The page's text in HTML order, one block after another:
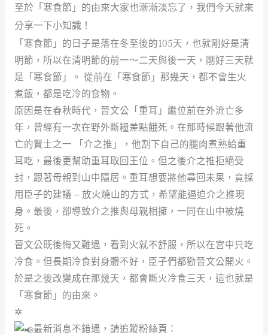
至於「寒食節」的由來大家也漸漸淡忘了，我們今天就來
分享一下小知識！
「寒食節」的日子是落在冬至後的105天，也就剛好是清
明節，所以在清明節的前一～二天與後一天，剛好三天就
是「寒食節」。 從前在「寒食節」那幾天，都不會生火
煮飯，都是吃冷的食物。
原因是在春秋時代，晉文公「重耳」繼位前在外流亡多
年，曾經有一次在野外斷糧差點餓死。在那時候跟著他流
亡的賢士之一 「介之推」，他割下自己的腿肉煮熟給重
耳吃，最後更幫助重耳取回王位。但之後介之推拒絕受
封，跟著母親到山中隱居。重耳想要將他尋回未果，竟採
用臣子的建議 – 放火燒山的方式，希望能逼迫介之推現
身。最後，卻導致介之推與母親相擁，一同在山中被燒
死。
晉文公既後悔又難過，看到火就不舒服，所以在宮中只吃
冷食。但長期冷食對身體不好，臣子們都勸晉文公開火。
於是之後改變成在那幾天，都會斷火冷食三天，這也就是
「寒食節」的由來。
✲
最新消息不錯過，請追蹤粉絲頁：